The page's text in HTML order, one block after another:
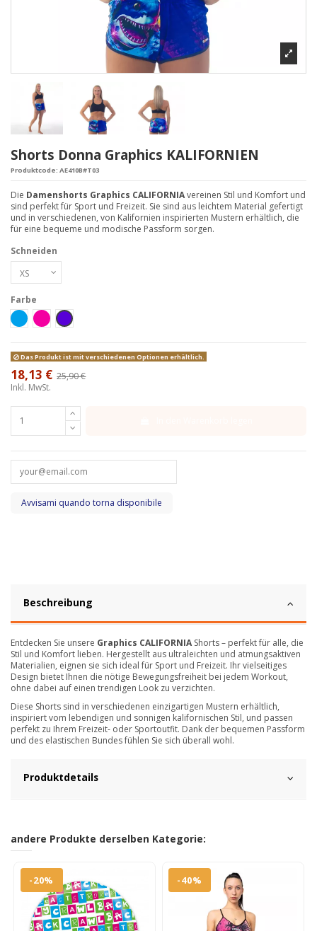
Shorts Donna Graphics KALIFORNIEN
Produktcode: AE410B#T03
Die Damenshorts Graphics CALIFORNIAvereinen Stil und Komfort und
sind perfekt für Sport und Freizeit. Sie sind aus leichtem Material gefertigt
und in verschiedenen, von Kalifornien inspirierten Mustern erhältlich, die
für eine bequeme und modische Passform sorgen.
Schneiden
Farbe
AzzurroFucsia Turboshark
Das Produkt ist mit verschiedenen Optionen erhältlich.
18,13 € 25,90 €
Inkl. MwSt.
Beschreibung
Entdecken Sie unsere Graphics CALIFORNIA Shorts – perfekt für alle, die
Stil und Komfort lieben. Hergestellt aus ultraleichten und atmungsaktiven
Materialien, eignen sie sich ideal für Sport und Freizeit. Ihr vielseitiges
Design bietet Ihnen die nötige Bewegungsfreiheit bei jedem Workout,
ohne dabei auf einen trendigen Look zu verzichten.
Diese Shorts sind in verschiedenen einzigartigen Mustern erhältlich,
inspiriert vom lebendigen und sonnigen kalifornischen Stil, und passen
perfekt zu Ihrem Freizeit- oder Sportoutfit. Dank der bequemen Passform
und des elastischen Bundes fühlen Sie sich überall wohl.
Produktdetails
andere Produkte derselben Kategorie:
-20% -40%